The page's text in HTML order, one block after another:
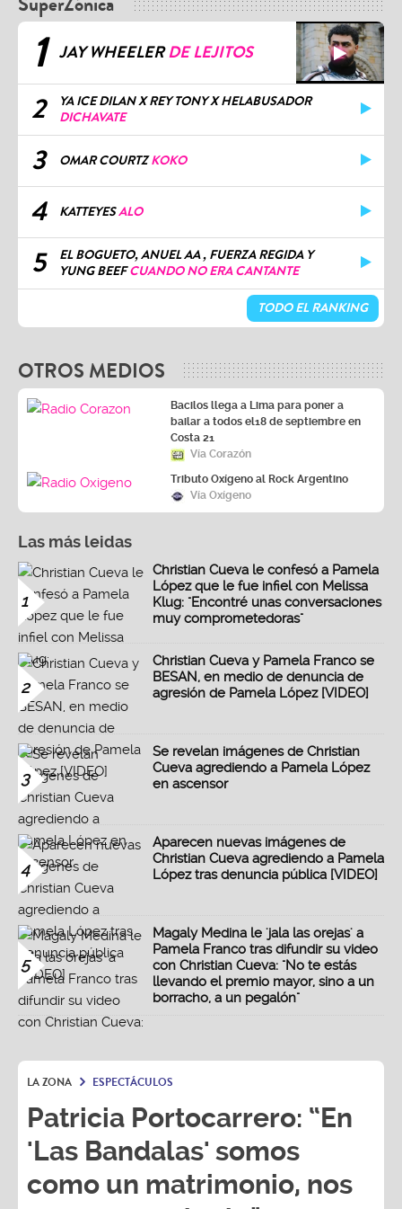
1 JAY WHEELERDE LEJITOS
2
YA ICE DILAN X REY TONY X HELABUSADOR
DICHAVATE
3 OMAR COURTZKOKO
4 KATTEYESALO
5
EL BOGUETO, ANUEL AA , FUERZA REGIDA Y
YUNG BEEFCUANDO NO ERA CANTANTE
TODO EL RANKING
OTROS MEDIOS
Bacilos llega a Lima para poner a
bailar a todos el18 de septiembre en
Costa 21
Vía Corazón
Tributo Oxígeno al Rock Argentino
Vía Oxígeno
Las más leidas
1
Christian Cueva le confesó a Pamela
López que le fue infiel con Melissa
Klug: "Encontré unas conversaciones
muy comprometedoras"
2
Christian Cueva y Pamela Franco se
BESAN, en medio de denuncia de
agresión de Pamela López [VIDEO]
3
Se revelan imágenes de Christian
Cueva agrediendo a Pamela López
en ascensor
4
Aparecen nuevas imágenes de
Christian Cueva agrediendo a Pamela
López tras denuncia pública [VIDEO]
5
Magaly Medina le 'jala las orejas' a
Pamela Franco tras difundir su video
con Christian Cueva: "No te estás
llevando el premio mayor, sino a un
borracho, a un pegalón"
LA ZONA ESPECTÁCULOS
Patricia Portocarrero: “En
'Las Bandalas' somos
como un matrimonio, nos